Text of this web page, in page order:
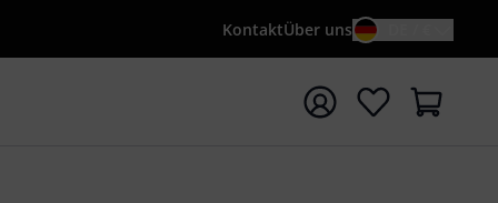
KontaktÜber uns
mit Suchwort {searchTerm} starten